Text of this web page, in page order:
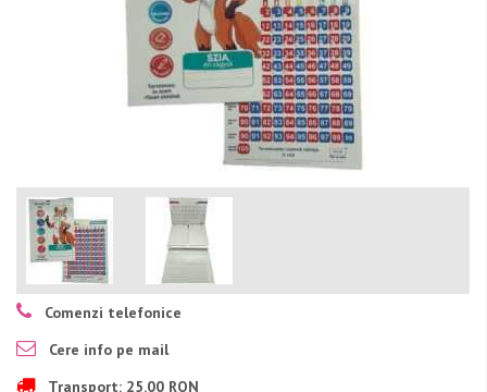
Comenzi telefonice
Cere info pe mail
Transport: 25.00 RON